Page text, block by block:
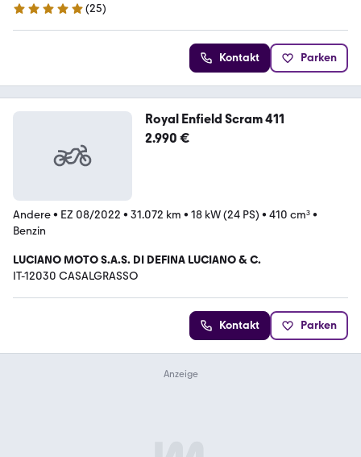
5 Sterne
(25)
Kontakt Parken
Royal Enfield Scram 411
2.990 €
Andere• EZ 08/2022 • 31.072 km • 18 kW (24 PS) • 410 cm³•
Benzin
LUCIANO MOTO S.A.S. DI DEFINA LUCIANO & C.
IT-12030 CASALGRASSO
Kontakt Parken